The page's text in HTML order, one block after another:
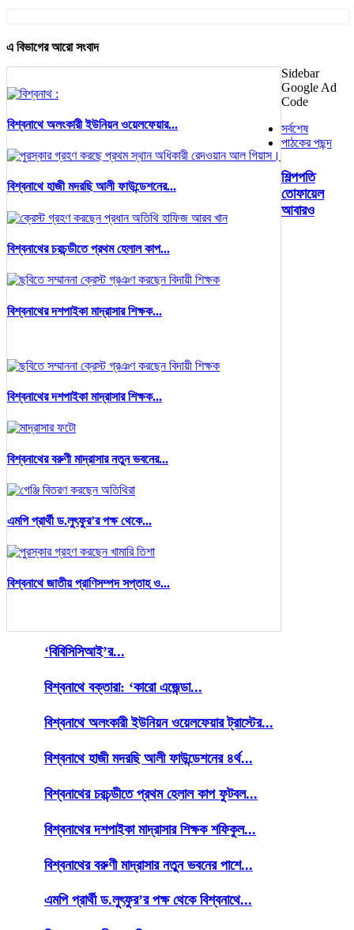
এ বিভাগের আরো সংবাদ
বিশ্বনাথে অলংকারী ইউনিয়ন ওয়েলফেয়ার...
বিশ্বনাথে হাজী মদরছি আলী ফাউন্ডেশনের...
বিশ্বনাথের চরচন্ডীতে প্রথম হেলাল কাপ...
বিশ্বনাথের দশপাইকা মাদ্রাসার শিক্ষক...
বিশ্বনাথের দশপাইকা মাদ্রাসার শিক্ষক...
বিশ্বনাথের বরুণী মাদ্রাসার নতুন ভবনের...
এমপি প্রার্থী ড.লুৎফুর’র পক্ষ থেকে...
বিশ্বনাথে জাতীয় প্রাণিসম্পদ সপ্তাহ ও...
Sidebar
Google Ad
Code
সর্বশেষ
পাঠকের পছন্দ
শিল্পপতি
তোফায়েল
আবারও
‘বিবিসিসিআই’র...
বিশ্বনাথে বক্তারা: ‘কারো এজেন্ডা...
বিশ্বনাথে অলংকারী ইউনিয়ন ওয়েলফেয়ার ট্রাস্টের...
বিশ্বনাথে হাজী মদরছি আলী ফাউন্ডেশনের ৪র্থ...
বিশ্বনাথের চরচন্ডীতে প্রথম হেলাল কাপ ফুটবল...
বিশ্বনাথের দশপাইকা মাদ্রাসার শিক্ষক শফিকুল...
বিশ্বনাথের বরুণী মাদ্রাসার নতুন ভবনের পাশে...
এমপি প্রার্থী ড.লুৎফুর’র পক্ষ থেকে বিশ্বনাথে...